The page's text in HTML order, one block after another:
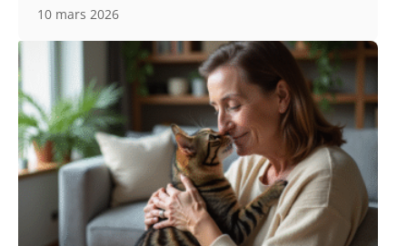
10 mars 2026